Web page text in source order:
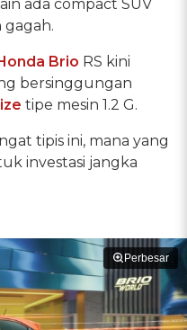
ada compact SUV
Brio RS kini
bersinggungan
tipe mesin 1.2 G.
tipis ini, mana yang
investasi jangka
Perbesar